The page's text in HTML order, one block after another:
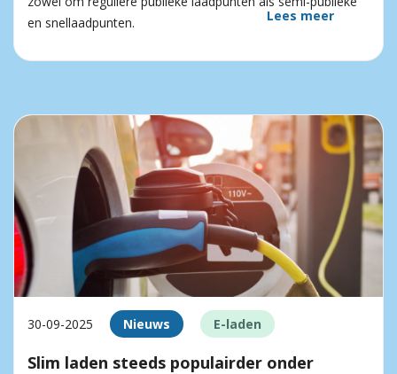
en snellaadpunten.
Lees meer
30-09-2025 Nieuws E-laden
Slim laden steeds populairder onder